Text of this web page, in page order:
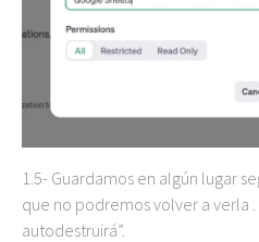
1.5- Guardamos en algún lugar
que no podremos volver a verla
autodestruirá”.